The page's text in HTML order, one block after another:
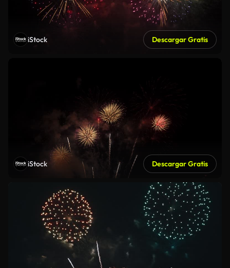
iStock Descargar Gratis
iStock Descargar Gratis